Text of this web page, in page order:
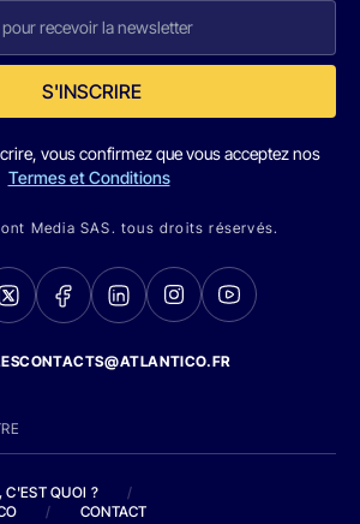
S'INSCRIRE
vous confirmez que vous acceptez nos
Termes et Conditions
Media SAS. tous droits réservés.
C'EST QUOI ?
/
/ CONTACT